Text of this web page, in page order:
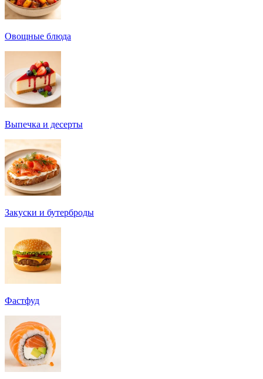
Овощные блюда
Выпечка и десерты
Закуски и бутерброды
Фастфуд